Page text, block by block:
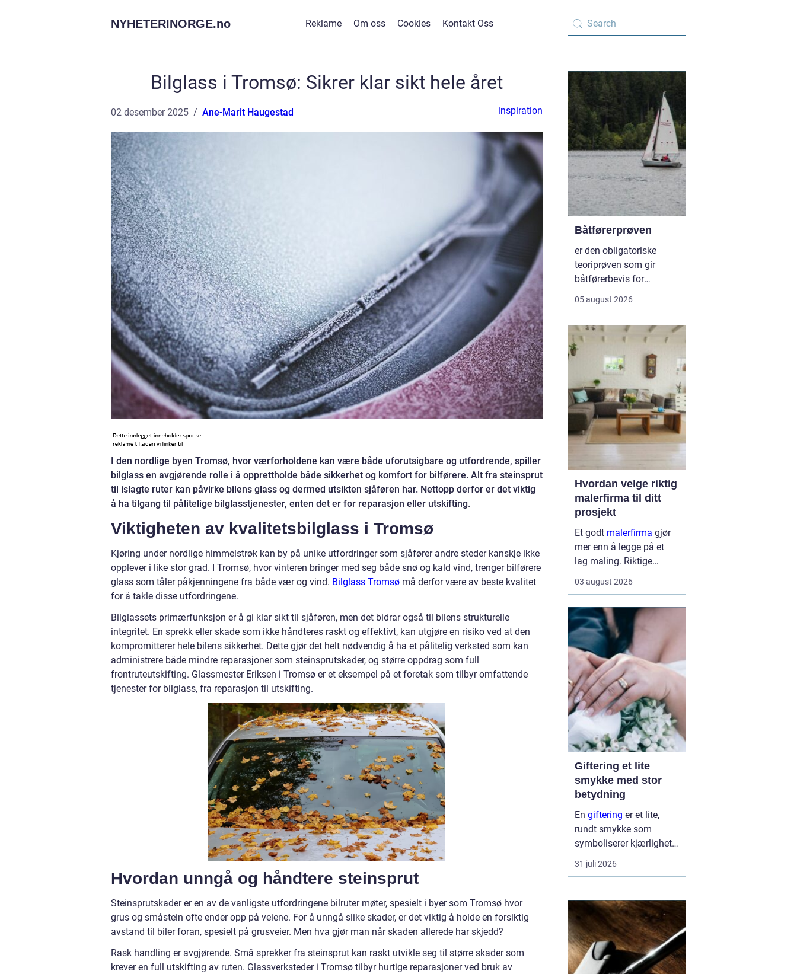
NYHETERINORGE.no Reklame Om oss Cookies Kontakt Oss
Bilglass i Tromsø: Sikrer klar sikt hele året
02 desember 2025 Ane-Marit Haugestad inspiration
I den nordlige byen Tromsø, hvor værforholdene kan være både uforutsigbare og utfordrende, spiller
bilglass en avgjørende rolle i å opprettholde både sikkerhet og komfort for bilførere. Alt fra steinsprut
til islagte ruter kan påvirke bilens glass og dermed utsikten sjåføren har. Nettopp derfor er det viktig
å ha tilgang til pålitelige bilglasstjenester, enten det er for reparasjon eller utskifting.
Viktigheten av kvalitetsbilglass i Tromsø
Kjøring under nordlige himmelstrøk kan by på unike utfordringer som sjåfører andre steder kanskje ikke
opplever i like stor grad. I Tromsø, hvor vinteren bringer med seg både snø og kald vind, trenger bilførere
glass som tåler påkjenningene fra både vær og vind. Bilglass Tromsø må derfor være av beste kvalitet
for å takle disse utfordringene.
Bilglassets primærfunksjon er å gi klar sikt til sjåføren, men det bidrar også til bilens strukturelle
integritet. En sprekk eller skade som ikke håndteres raskt og effektivt, kan utgjøre en risiko ved at den
kompromitterer hele bilens sikkerhet. Dette gjør det helt nødvendig å ha et pålitelig verksted som kan
administrere både mindre reparasjoner som steinsprutskader, og større oppdrag som full
frontruteutskifting. Glassmester Eriksen i Tromsø er et eksempel på et foretak som tilbyr omfattende
tjenester for bilglass, fra reparasjon til utskifting.
Hvordan unngå og håndtere steinsprut
Steinsprutskader er en av de vanligste utfordringene bilruter møter, spesielt i byer som Tromsø hvor
grus og småstein ofte ender opp på veiene. For å unngå slike skader, er det viktig å holde en forsiktig
avstand til biler foran, spesielt på grusveier. Men hva gjør man når skaden allerede har skjedd?
Rask handling er avgjørende. Små sprekker fra steinsprut kan raskt utvikle seg til større skader som
krever en full utskifting av ruten. Glassverksteder i Tromsø tilbyr hurtige reparasjoner ved bruk av
Båtførerprøven
er den obligatoriske
teoriprøven som gir
båtførerbevis for
dokumenterer at føreren
sjøvett, navigasjon, lover
og regler, samt sikkerhet
om bord. For alle som vil
bruke motorbåt lovlig og
trygt, er dette et...
05 august 2026
Hvordan velge riktig
malerfirma til ditt
prosjekt
Et godt malerfirma gjør
mer enn å legge på et
lag maling. Riktige
levetiden på bygget,
og spare både tid og
penger. Samtidig kan feil
valg gi ekstra
kostnader,...
03 august 2026
Giftering et lite
smykke med stor
betydning
En giftering er et lite,
rundt smykke som
symboliserer kjærlighet,
troskap og felles
framtid. Ringen bæres
og blir en synlig
påminnelse om løftet to
mennesker ...
31 juli 2026